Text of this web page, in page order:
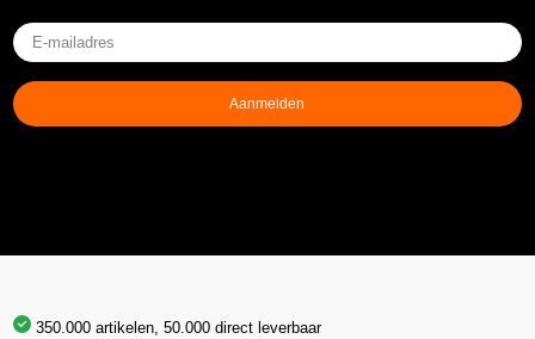
E-
mailadres(Vereist)
Aanmelden
350.000 artikelen, 50.000 direct leverbaar